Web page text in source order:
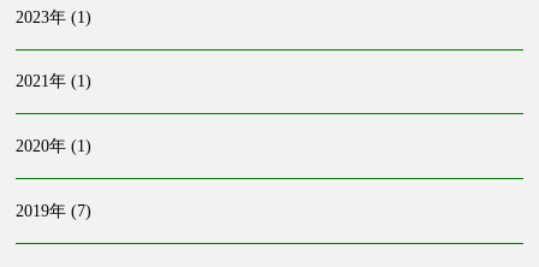
2023年 (1)
2021年 (1)
2020年 (1)
2019年 (7)